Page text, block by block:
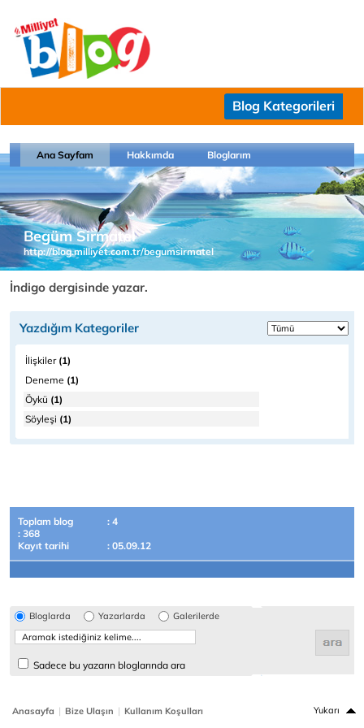
Blog Kategorileri
Ana Sayfam Hakkımda Bloglarım
Begüm Sirmatel
http://blog.milliyet.com.tr/begumsirmatel
İndigo dergisinde yazar.
Yazdığım Kategoriler
İlişkiler(1)
Deneme (1)
Öykü (1)
Söyleşi (1)
Toplam blog
: 4
: 368
Kayıt tarihi
: 05.09.12
Bloglarda Yazarlarda Galerilerde
Sadece bu yazarın bloglarında ara
Anasayfa | Bize Ulaşın | Kullanım Koşulları Yukarı